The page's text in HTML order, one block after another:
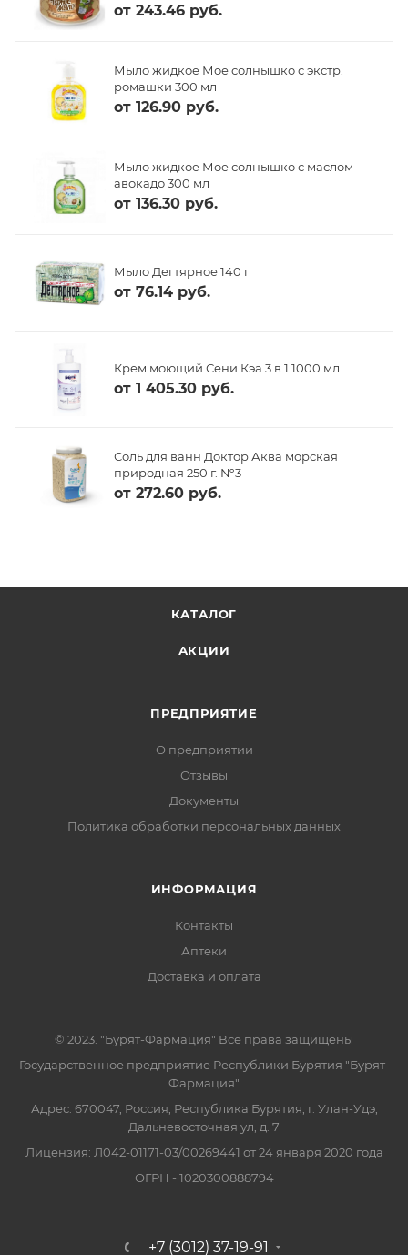
от 243.46 руб.
Мыло жидкое Мое солнышко с экстр.
ромашки 300 мл
от 126.90 руб.
Мыло жидкое Мое солнышко с маслом
авокадо 300 мл
от 136.30 руб.
Мыло Дегтярное 140 г
от 76.14 руб.
Крем моющий Сени Кэа 3 в 1 1000 мл
от 1 405.30 руб.
Соль для ванн Доктор Аква морская
природная 250 г. №3
от 272.60 руб.
КАТАЛОГ
АКЦИИ
ПРЕДПРИЯТИЕ
О предприятии
Отзывы
Документы
Политика обработки персональных данных
ИНФОРМАЦИЯ
Контакты
Аптеки
Доставка и оплата
© 2023. "Бурят-Фармация" Все права защищены
Государственное предприятие Республики Бурятия "Бурят-
Фармация"
Адрес: 670047, Россия, Республика Бурятия, г. Улан-Удэ,
Дальневосточная ул, д. 7
Лицензия: Л042-01171-03/00269441 от 24 января 2020 года
ОГРН - 1020300888794
+7 (3012) 37-19-91